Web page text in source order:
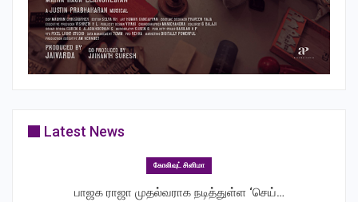
Latest News
கோலிவுட் சினிமா
பாஜக ராஜா முதல்வராக நடித்துள்ள ‘செய்…